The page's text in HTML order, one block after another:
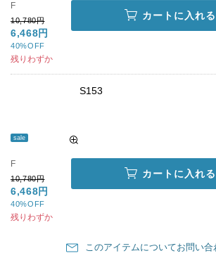
F
10,780円
6,468円
40%OFF
残りわずか
カートに入れる
sale
S153
F
10,780円
6,468円
40%OFF
残りわずか
カートに入れる
このアイテムについてお問い合